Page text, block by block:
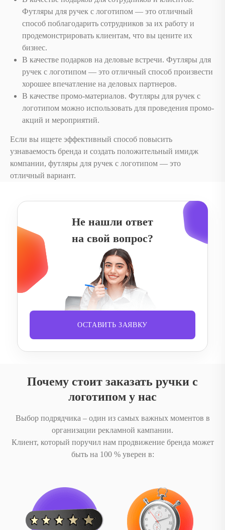
Футляры для ручек с логотипом — это отличный
способ поблагодарить сотрудников за их работу и
продемонстрировать клиентам, что вы цените их
бизнес.
В качестве подарков на деловые встречи. Футляры для
ручек с логотипом — это отличный способ произвести
хорошее впечатление на деловых партнеров.
В качестве промо-материалов. Футляры для ручек с
логотипом можно использовать для проведения промо-
акций и мероприятий.
Если вы ищете эффективный способ повысить
узнаваемость бренда и создать положительный имидж
компании, футляры для ручек с логотипом — это
отличный вариант.
Не нашли ответ
на свой вопрос?
ОСТАВИТЬ ЗАЯВКУ
Почему стоит заказать ручки с
логотипом у нас
Выбор подрядчика – один из самых важных моментов в
организации рекламной кампании.
Клиент, который поручил нам продвижение бренда может
быть на 100 % уверен в: